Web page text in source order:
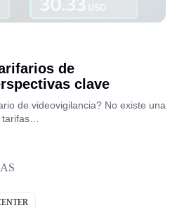
de
clave
de videovigilancia? No existe una